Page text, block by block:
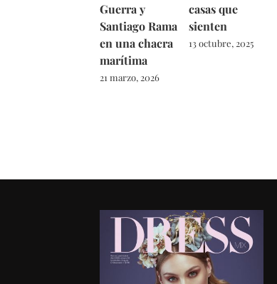
Guerra y
Santiago Rama
en una chacra
marítima
21 marzo, 2026
casas que
sienten
13 octubre, 2025